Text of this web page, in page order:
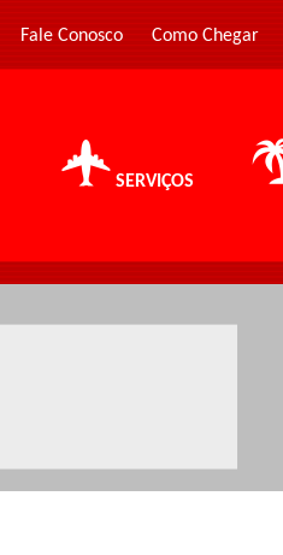
Fale Conosco Como Chegar
SERVIÇOS